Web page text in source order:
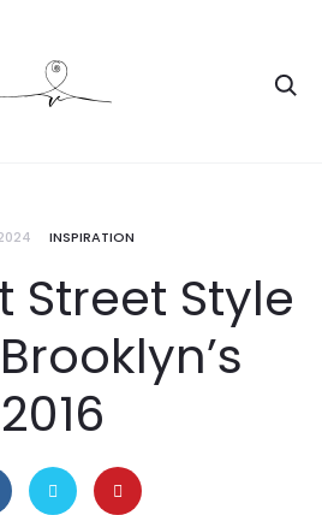
INSPIRATION
Street Style
2016